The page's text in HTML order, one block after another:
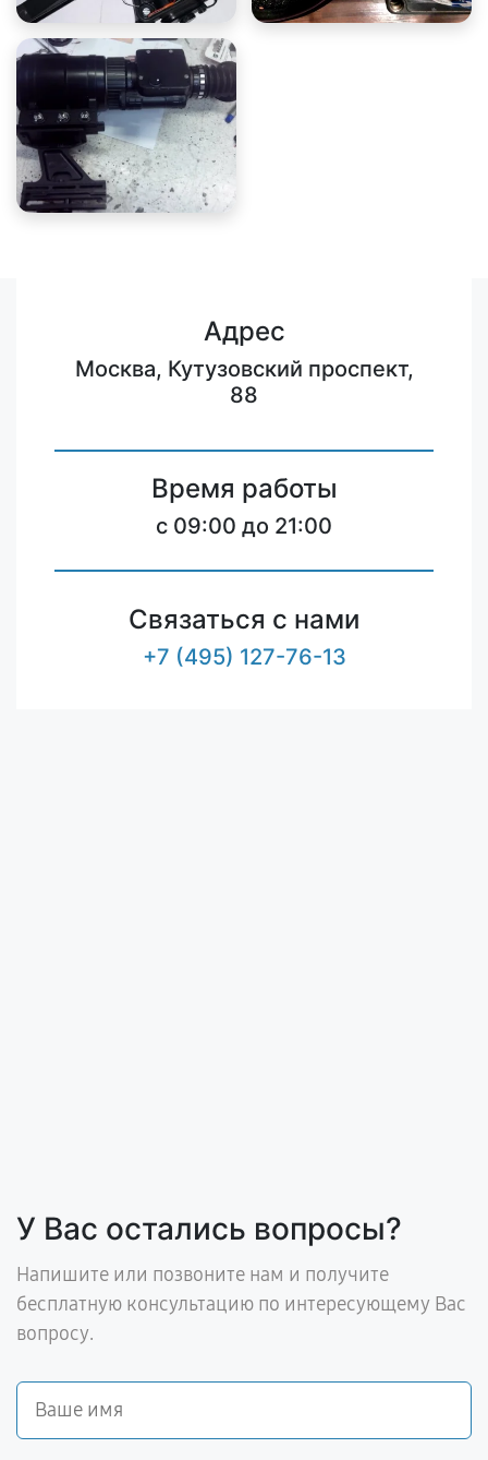
Адрес
Москва, Кутузовский проспект,
88
Время работы
c 09:00 до 21:00
Связаться с нами
+7 (495) 127-76-13
У Вас остались вопросы?
Напишите или позвоните нам и получите
бесплатную консультацию по интересующему Вас
вопросу.